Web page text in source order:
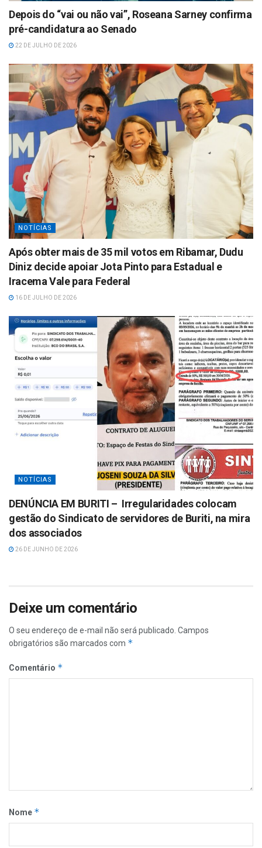
Depois do “vai ou não vai”, Roseana Sarney confirma
pré-candidatura ao Senado
22 DE JULHO DE 2026
NOTÍCIAS
Após obter mais de 35 mil votos em Ribamar, Dudu
Diniz decide apoiar Jota Pinto para Estadual e
Iracema Vale para Federal
16 DE JULHO DE 2026
NOTÍCIAS
DENÚNCIA EM BURITI – Irregularidades colocam
gestão do Sindicato de servidores de Buriti, na mira
dos associados
26 DE JUNHO DE 2026
Deixe um comentário
O seu endereço de e-mail não será publicado. Campos
obrigatórios são marcados com *
Comentário *
Nome *